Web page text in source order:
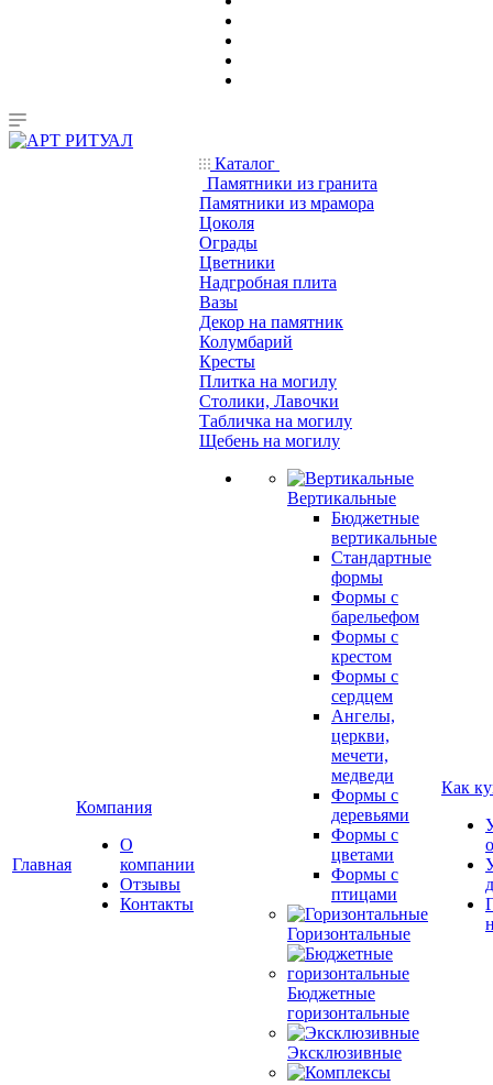
Главная
Компания
О
компании
Отзывы
Контакты
Каталог
Памятники из гранита
Памятники из мрамора
Цоколя
Ограды
Цветники
Надгробная плита
Вазы
Декор на памятник
Колумбарий
Кресты
Плитка на могилу
Столики, Лавочки
Табличка на могилу
Щебень на могилу
Вертикальные
Бюджетные
вертикальные
Стандартные
формы
Формы с
барельефом
Формы с
крестом
Формы с
сердцем
Ангелы,
церкви,
мечети,
медведи
Формы с
деревьями
Формы с
цветами
Формы с
птицами
Горизонтальные
Бюджетные
горизонтальные
Эксклюзивные
Как